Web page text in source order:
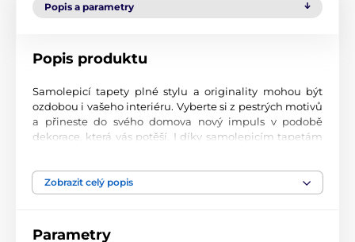
Popis a parametry
Popis produktu
Samolepicí tapety plné stylu a originality mohou být
ozdobou i vašeho interiéru. Vyberte si z pestrých motivů
a přineste do svého domova nový impuls v podobě
dekorace, která vás potěší. I díky samolepicím tapetám
Perfektní tiskové zpracování
materiál s jemným povrchem a matným vzhledem. Tisk
Zobrazit celý popis
Parametry